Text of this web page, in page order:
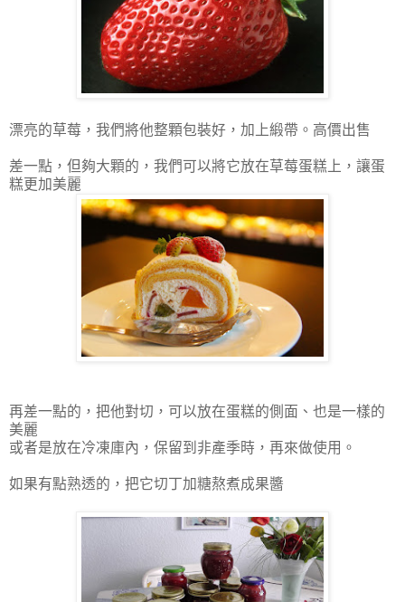
漂亮的草莓，我們將他整顆包裝好，加上緞帶。高價出售
差一點，但夠大顆的，我們可以將它放在草莓蛋糕上，讓蛋
糕更加美麗
再差一點的，把他對切，可以放在蛋糕的側面、也是一樣的
美麗
或者是放在冷凍庫內，保留到非產季時，再來做使用。
如果有點熟透的，把它切丁加糖熬煮成果醬